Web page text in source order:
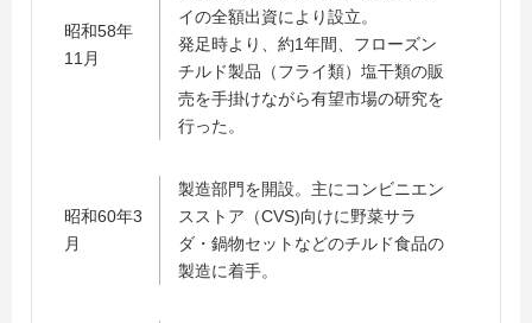
昭和58年
11月
イの全額出資により設立。
発足時より、約1年間、フローズン
チルド製品（フライ類）塩干類の販
売を手掛けながら有望市場の研究を
行った。
昭和60年3
月
製造部門を開設。主にコンビニエン
スストア（CVS)向けに野菜サラ
ダ・鍋物セットなどのチルド食品の
製造に着手。